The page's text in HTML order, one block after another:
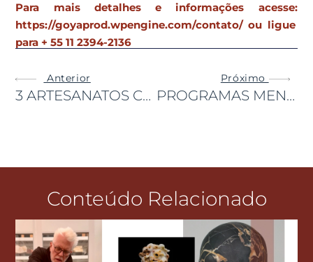
Para mais detalhes e informações acesse:
https://goyaprod.wpengine.com/contato/ ou ligue
para + 55 11 2394-2136
Anterior
3 ARTESANATOS CEARENSES PARA CONHECER NO CARMEL TAÍBA RESORT
Próximo
PROGRAMAS MENOS ÓBVIOS PARA SE FAZER NAS CATARATAS DO IGUAÇU
Conteúdo Relacionado